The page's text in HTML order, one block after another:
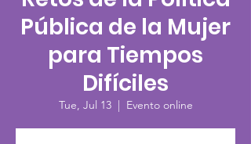
Pública de la Mujer
para Tiempos
Difíciles
Tue, Jul 13
  |
Evento online